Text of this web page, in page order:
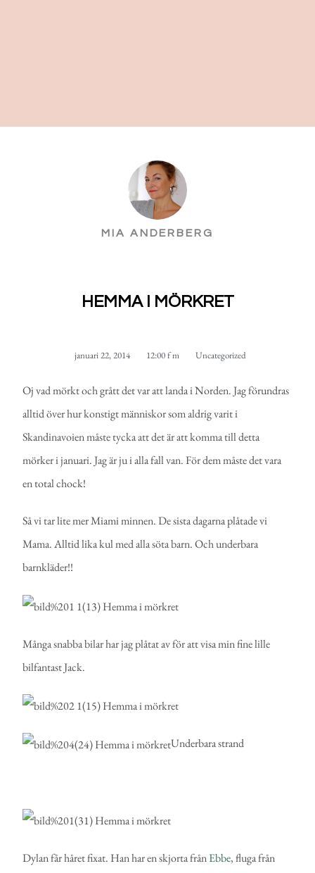
MIA ANDERBERG
HEMMA I MÖRKRET
januari 22, 2014 12:00 f m Uncategorized
Oj vad mörkt och grått det var att landa i Norden. Jag förundras
alltid över hur konstigt människor som aldrig varit i
Skandinavoien måste tycka att det är att komma till detta
mörker i januari. Jag är ju i alla fall van. För dem måste det vara
en total chock!
Så vi tar lite mer Miami minnen. De sista dagarna plåtade vi
Mama. Alltid lika kul med alla söta barn. Och underbara
barnkläder!!
Många snabba bilar har jag plåtat av för att visa min fine lille
bilfantast Jack.
Underbara strand
Dylan får håret fixat. Han har en skjorta frånEbbe, fluga från